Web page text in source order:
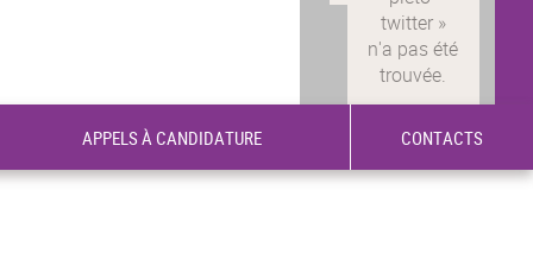
APPELS À CANDIDATURE CONTACTS